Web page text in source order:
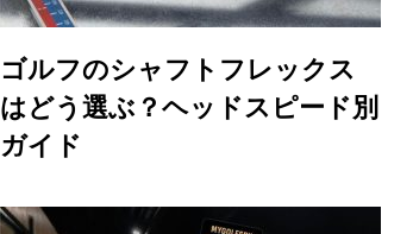
ゴルフのシャフトフレックス
はどう選ぶ？ヘッドスピード別
ガイド